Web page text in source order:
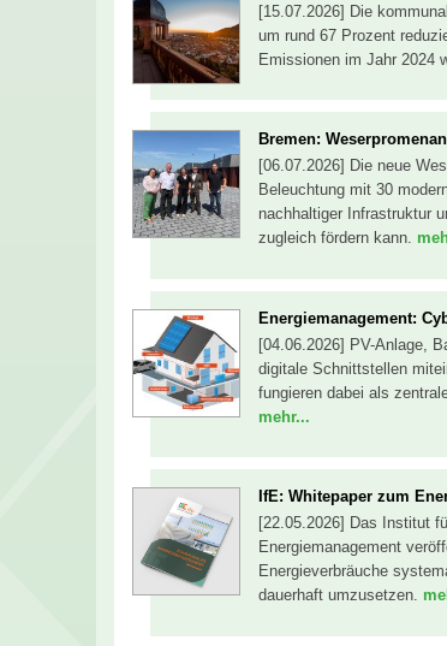
[15.07.2026] Die
um rund 67 Prozent
Emissionen im Jahr 2024
Bremen:
[06.07.2026] Die neue
Beleuchtung mit 30
nachhaltiger Infrastruktur
zugleich fördern kann.
Energiemanagement:
[04.06.2026] PV-Anlage,
digitale Schnittstellen
fungieren dabei als
mehr...
IfE: Whitepaper zum
[22.05.2026] Das Institut
Energiemanagement
Energieverbräuche
dauerhaft umzusetzen.